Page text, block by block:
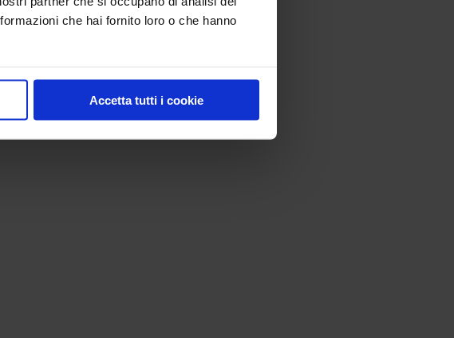
che hai fornito loro o che hanno
Accetta tutti i cookie